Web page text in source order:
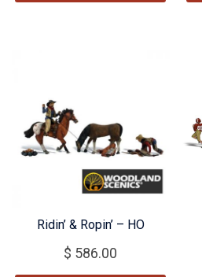
Ridin’ & Ropin’ – HO
$ 586.00